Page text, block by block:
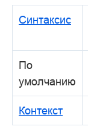
Синтаксис
По
умолчанию
Контекст